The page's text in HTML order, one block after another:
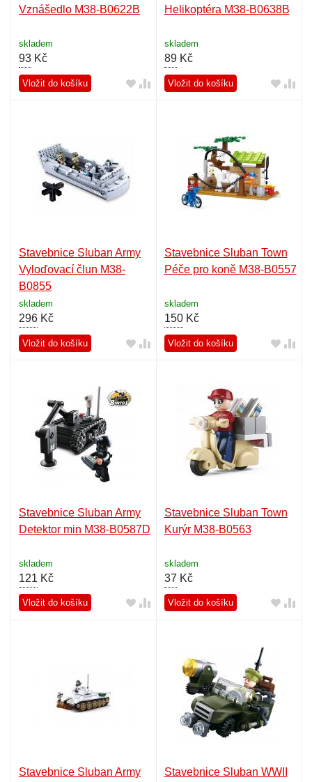
Vznášedlo M38-B0622B
skladem
93 Kč
Vložit do košíku
Helikoptéra M38-B0638B
skladem
89Kč
Vložit do košíku
Stavebnice Sluban Army
Vyloďovací člun M38-
B0855
skladem
296 Kč
Vložit do košíku
Stavebnice Sluban Town
Péče pro koně M38-B0557
skladem
150Kč
Vložit do košíku
Stavebnice Sluban Army
Detektor min M38-B0587D
skladem
121 Kč
Vložit do košíku
Stavebnice Sluban Town
Kurýr M38-B0563
skladem
37 Kč
Vložit do košíku
Stavebnice Sluban Army
Stavebnice Sluban WWII